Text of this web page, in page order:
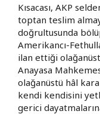
Kısacası, AKP
toptan teslim
doğrultusunda
Amerikancı-
ilan ettiği
Anayasa
olağanüstü hâl
kendi kendisini
gerici